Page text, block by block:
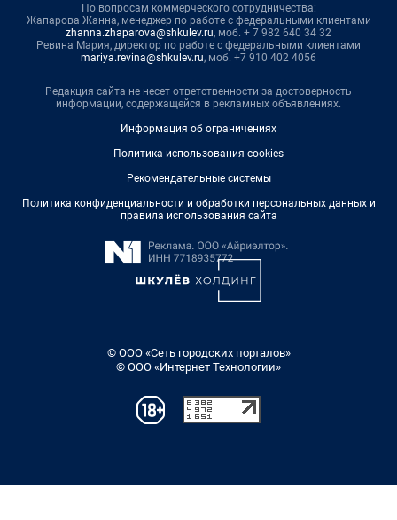
По вопросам коммерческого сотрудничества:
Жапарова Жанна, менеджер по работе с федеральными клиентами
zhanna.zhaparova@shkulev.ru, моб. + 7 982 640 34 32
Ревина Мария, директор по работе с федеральными клиентами
mariya.revina@shkulev.ru, моб. +7 910 402 4056
Редакция сайта не несет ответственности за достоверность
информации, содержащейся в рекламных объявлениях.
Информация об ограничениях
Политика использования cookies
Рекомендательные системы
Политика конфиденциальности и обработки персональных данных и
правила использования сайта
© ООО «Сеть городских порталов»
© ООО «Интернет Технологии»